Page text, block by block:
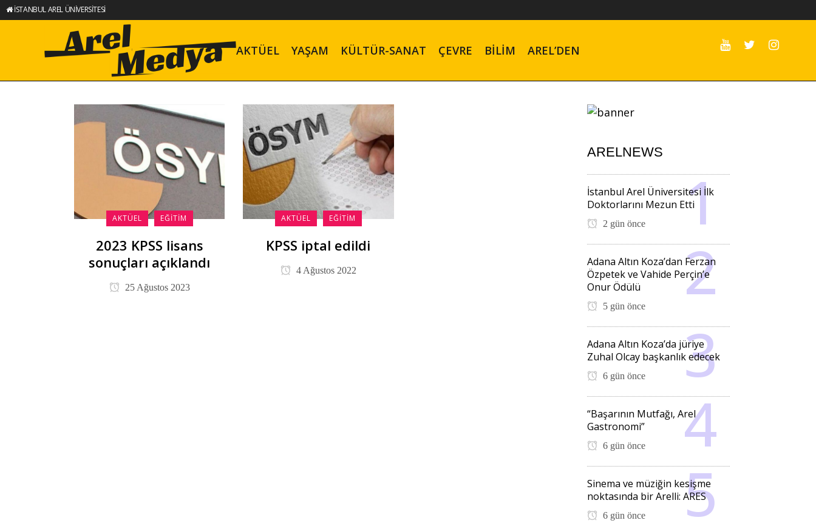
İSTANBUL AREL ÜNİVERSİTESİ
AKTÜEL YAŞAM KÜLTÜR-SANAT ÇEVRE BILIM AREL’DEN
AKTÜEL EĞITIM
2023 KPSS lisans
sonuçları açıklandı
25 Ağustos 2023
AKTÜEL EĞITIM
KPSS iptal edildi
4 Ağustos 2022
ARELNEWS
İstanbul Arel Üniversitesi İlk
Doktorlarını Mezun Etti
2 gün önce
Adana Altın Koza’dan Ferzan
Özpetek ve Vahide Perçin’e
Onur Ödülü
5 gün önce
Adana Altın Koza’da jüriye
Zuhal Olcay başkanlık edecek
6 gün önce
“Başarının Mutfağı, Arel
Gastronomi”
6 gün önce
Sinema ve müziğin kesişme
noktasında bir Arelli: ARES
6 gün önce